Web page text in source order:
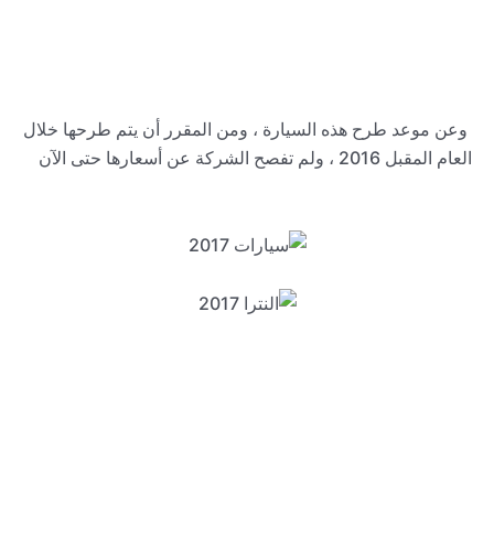
وعن موعد طرح هذه السيارة ، ومن المقرر أن يتم طرحها خلال
العام المقبل 2016 ، ولم تفصح الشركة عن أسعارها حتى الآن